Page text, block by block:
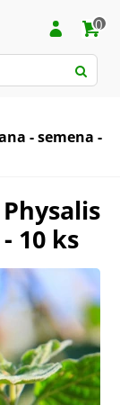
0
- semena -
10 ks